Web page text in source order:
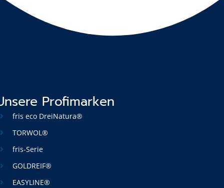
Profimarken
fris eco DreiNatura®
TORWOL®
fris-Serie
GOLDREIF®
EASYLINE®